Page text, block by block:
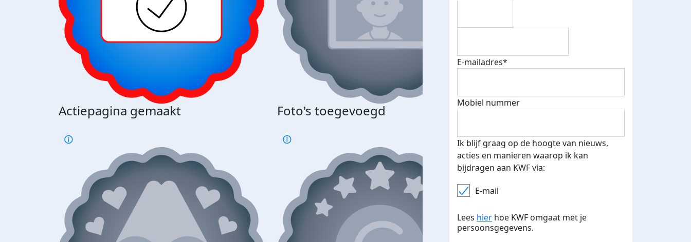
Actiepagina gemaakt Foto's toegevoegd E-mails verstuurd
Bij 500 euro aan donaties ontvang
je je speciale KWF t-shirt!
E-mailadres*
Mobiel nummer
Ik blijf graag op de hoogte van nieuws,
acties en manieren waarop ik kan
bijdragen aan KWF via:
E-mail
Lees hier hoe KWF omgaat met je
persoonsgegevens.